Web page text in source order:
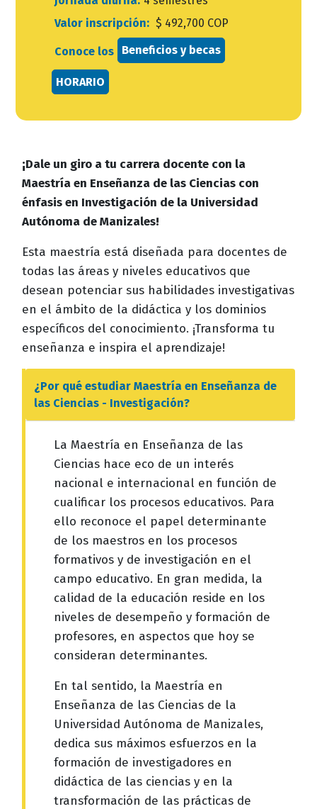
Valor inscripción:$ 492,700 COP
Conoce los Beneficios y becas
HORARIO
¡Dale un giro a tu carrera docente con la
Maestría en Enseñanza de las Ciencias con
énfasis en Investigación de la Universidad
Autónoma de Manizales!
Esta maestría está diseñada para docentes de
todas las áreas y niveles educativos que
desean potenciar sus habilidades investigativas
en el ámbito de la didáctica y los dominios
específicos del conocimiento. ¡Transforma tu
enseñanza e inspira el aprendizaje!
¿Por qué estudiarMaestría en Enseñanza de
las Ciencias - Investigación?
La Maestría en Enseñanza de las
Ciencias hace eco de un interés
nacional e internacional en función de
cualificar los procesos educativos. Para
ello reconoce el papel determinante
de los maestros en los procesos
formativos y de investigación en el
campo educativo. En gran medida, la
calidad de la educación reside en los
niveles de desempeño y formación de
profesores, en aspectos que hoy se
consideran determinantes.
En tal sentido, la Maestría en
Enseñanza de las Ciencias de la
Universidad Autónoma de Manizales,
dedica sus máximos esfuerzos en la
formación de investigadores en
didáctica de las ciencias y en la
transformación de las prácticas de